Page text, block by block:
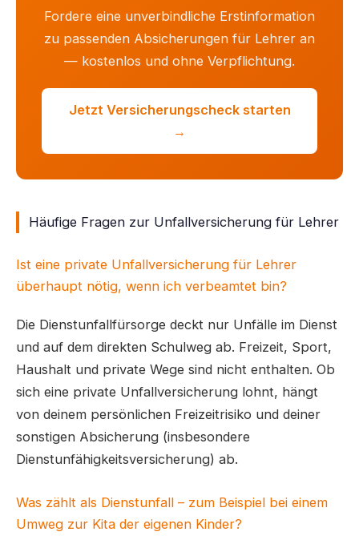
Fordere eine unverbindliche Erstinformation
zu passenden Absicherungen für Lehrer an
— kostenlos und ohne Verpflichtung.
Jetzt Versicherungscheck starten
→
Häufige Fragen zur Unfallversicherung für Lehrer
Ist eine private Unfallversicherung für Lehrer
überhaupt nötig, wenn ich verbeamtet bin?
Die Dienstunfallfürsorge deckt nur Unfälle im Dienst
und auf dem direkten Schulweg ab. Freizeit, Sport,
Haushalt und private Wege sind nicht enthalten. Ob
sich eine private Unfallversicherung lohnt, hängt
von deinem persönlichen Freizeitrisiko und deiner
sonstigen Absicherung (insbesondere
Dienstunfähigkeitsversicherung) ab.
Was zählt als Dienstunfall – zum Beispiel bei einem
Umweg zur Kita der eigenen Kinder?